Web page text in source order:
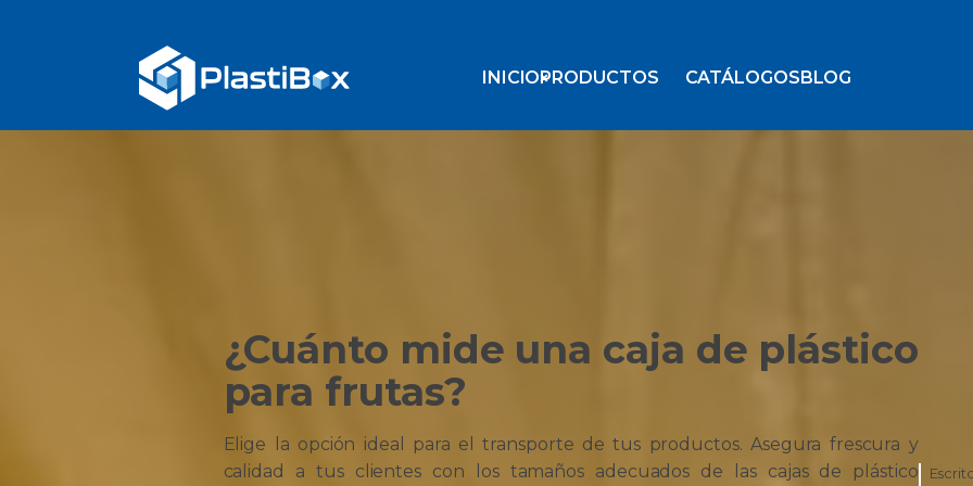
INICIOPRODUCTOS CATÁLOGOSBLOG
¿Cuánto mide una caja de plástico
para frutas?
Elige la opción ideal para el transporte de tus productos. Asegura frescura y
calidad a tus clientes con los tamaños adecuados de las cajas de plástico